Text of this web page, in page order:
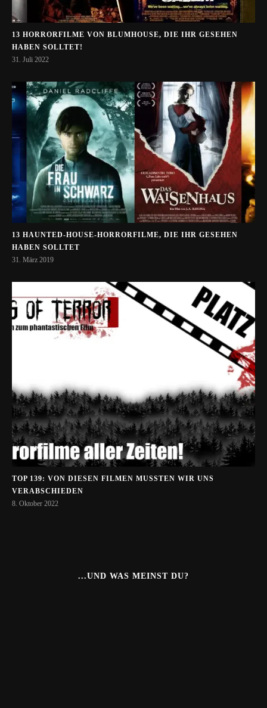
13 HORRORFILME VON BLUMHOUSE, DIE IHR GESEHEN
HABEN SOLLTET!
31. Juli 2022
13 HAUNTED-HOUSE-HORRORFILME, DIE IHR GESEHEN
HABEN SOLLTET
31. März 2019
TOP 139: VON DIESEN FILMEN MUSSTEN WIR UNS
VERABSCHIEDEN
8. Oktober 2022
...UND WAS MEINST DU?